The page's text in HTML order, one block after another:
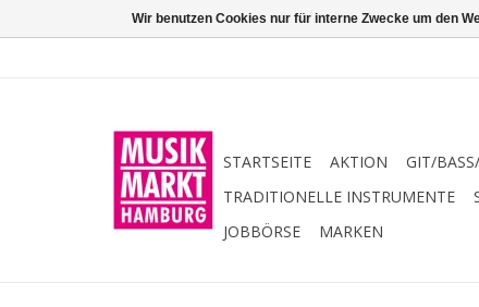
STARTSEITE AKTION GIT/
TRADITIONELLE INSTRUMENTE
JOBBÖRSE
MARKEN
Wir benutzen Cookies nur für interne Zwecke um den